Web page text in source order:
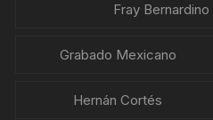
Fray Bernardino
Grabado Mexicano
Hernán Cortés